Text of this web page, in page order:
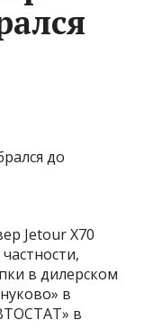
Jetour X70
в дилерском
в
в